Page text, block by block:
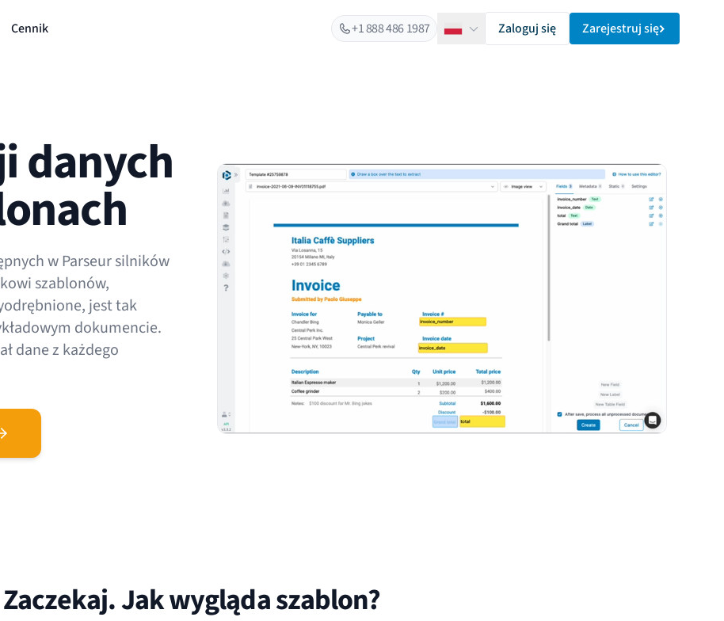
Cennik +1 888 486 1987 Polski Zaloguj się Zarejestruj się
danych
w Parseur silników
szablonów,
jest tak
dokumencie.
dane z każdego
Zaczekaj. Jak wygląda szablon?